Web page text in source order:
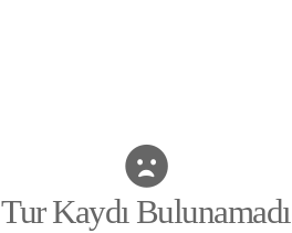
Tur Kaydı Bulunamadı